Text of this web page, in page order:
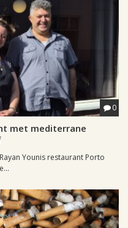
0
met mediterrane
Younis restaurant Porto